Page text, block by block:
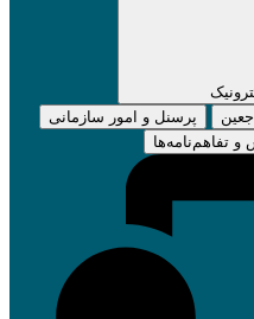
پرسنل و امور سازمانی
و تفاهم‌نامه‌ها